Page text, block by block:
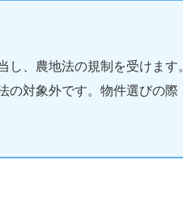
し、農地法の規制を受けます
の対象外です。物件選びの際